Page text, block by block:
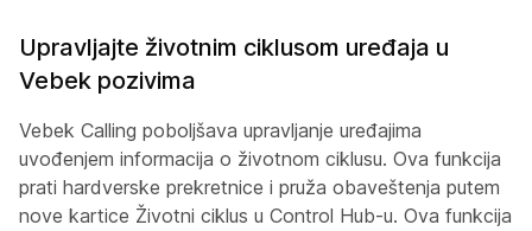
Upravljajte životnim ciklusom uređaja u
Vebek pozivima
Vebek Calling poboljšava upravljanje uređajima
uvođenjem informacija o životnom ciklusu. Ova funkcija
prati hardverske prekretnice i pruža obaveštenja putem
nove kartice Životni ciklus u Control Hub-u. Ova funkcija